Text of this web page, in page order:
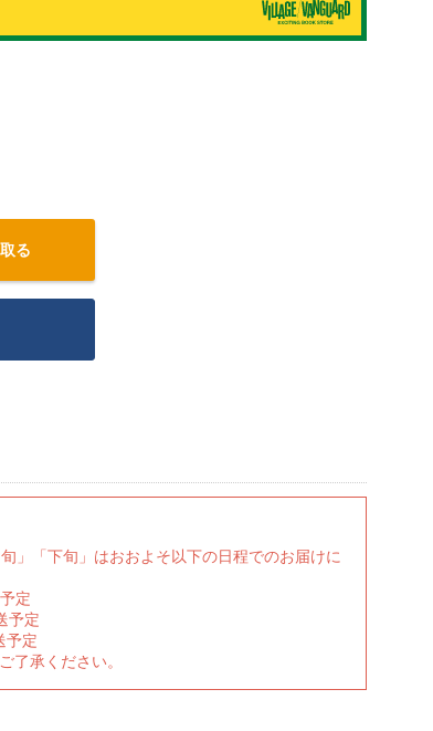
る
」「下旬」はおおよそ以下の日程でのお届けに
定
予定
予定
了承ください。